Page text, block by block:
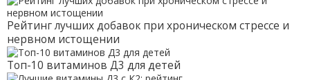
Рейтинг лучших добавок при хроническом стрессе и
нервном истощении
Топ-10 витаминов Д3 для детей